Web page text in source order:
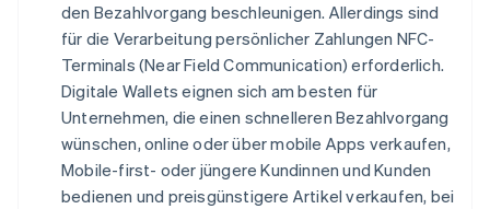
den Bezahlvorgang beschleunigen. Allerdings sind
für die Verarbeitung persönlicher Zahlungen NFC-
Terminals (Near Field Communication) erforderlich.
Digitale Wallets eignen sich am besten für
Unternehmen, die einen schnelleren Bezahlvorgang
wünschen, online oder über mobile Apps verkaufen,
Mobile-first- oder jüngere Kundinnen und Kunden
bedienen und preisgünstigere Artikel verkaufen, bei